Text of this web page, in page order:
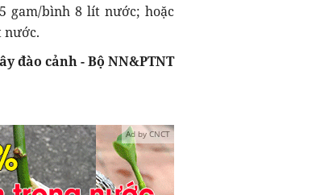
gam/bình 8 lít nước; hoặc
nước.
đào cảnh - Bộ NN&PTNT
Ad by CNCT